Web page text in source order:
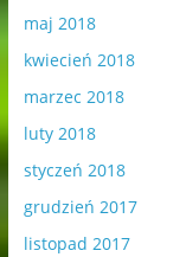
maj 2018
kwiecień 2018
marzec 2018
luty 2018
styczeń 2018
grudzień 2017
listopad 2017